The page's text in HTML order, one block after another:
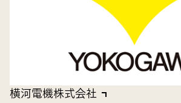
横河電機株式会社